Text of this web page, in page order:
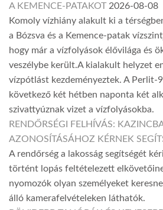
A KEMENCE-PATAKOT 2026-08-08
Komoly vízhiány alakult ki a
a Bózsva és a Kemence-patak
hogy már a vízfolyások élővilága és
veszélybe került.A kialakult helyzet
vízpótlást kezdeményeztek. A Perlit-
következő két hétben naponta két
szivattyúznak vizet a vízfolyásokba.
RENDŐRSÉGI FELHÍVÁS:
AZONOSÍTÁSÁHOZ KÉRNEK
A rendőrség a lakosság segítségét
történt lopás feltételezett
nyomozók olyan személyeket
álló kamerafelvételeken láthatók.